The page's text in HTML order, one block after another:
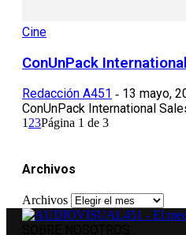
Cine
ConUnPack
Redacción A451 - 13 mayo,
ConUnPack International
1 23Página 1 de 3
Archivos
Archivos